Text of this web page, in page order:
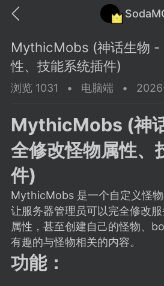
中文社区
教程 材质
潮涌核心
永久赞助者
11-27 02:06
议贴】SodaMC 的改进与建议
MythicMobs (神话生物 -
性、技能系统插件)
浏览 1031 • 电脑端 •
MythicMobs (神
全修改怪物属性、
件)
MythicMobs 是一个自定义怪物
让服务器管理员可以完全修改
属性，甚至创建自己的怪物、
有趣的与怪物相关的内容。
功能：